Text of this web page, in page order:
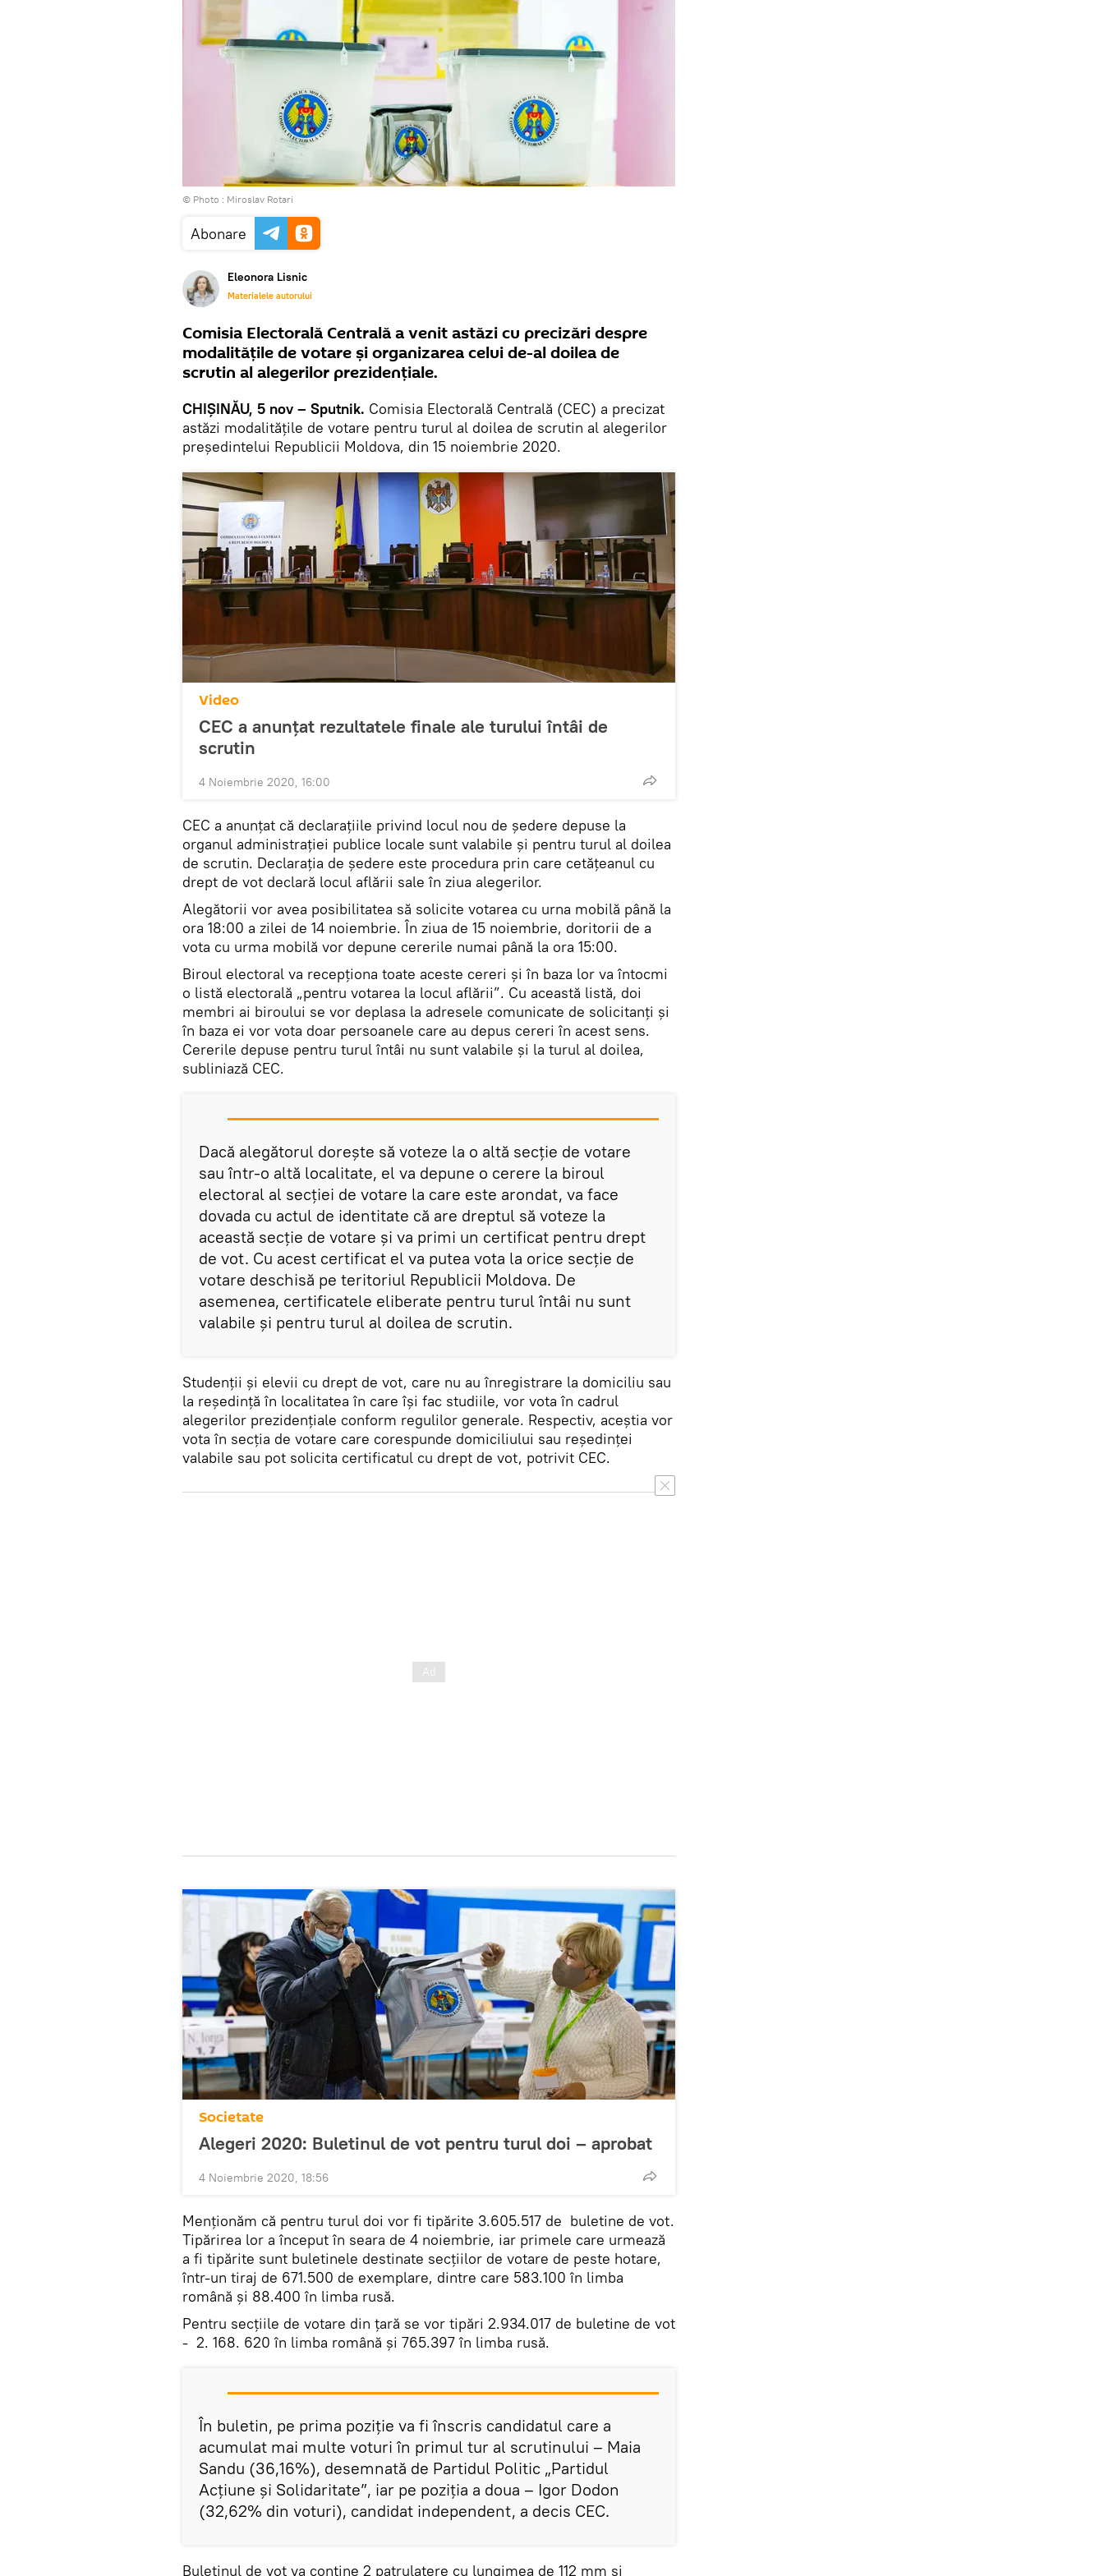
© Photo : Miroslav Rotari
Abonare
Eleonora Lisnic
Materialele autorului
Comisia Electorală Centrală a venit astăzi cu precizări despre
modalitățile de votare și organizarea celui de-al doilea de
scrutin al alegerilor prezidențiale.
CHIȘINĂU, 5 nov – Sputnik. Comisia Electorală Centrală (CEC) a precizat
astăzi modalitățile de votare pentru turul al doilea de scrutin al alegerilor
președintelui Republicii Moldova, din 15 noiembrie 2020.
Video
CEC a anunțat rezultatele finale ale turului întâi de
scrutin
4 Noiembrie 2020, 16:00
CEC a anunțat că declarațiile privind locul nou de ședere depuse la
organul administrației publice locale sunt valabile și pentru turul al doilea
de scrutin. Declarația de ședere este procedura prin care cetățeanul cu
drept de vot declară locul aflării sale în ziua alegerilor.
Alegătorii vor avea posibilitatea să solicite votarea cu urna mobilă până la
ora 18:00 a zilei de 14 noiembrie. În ziua de 15 noiembrie, doritorii de a
vota cu urma mobilă vor depune cererile numai până la ora 15:00.
Biroul electoral va recepționa toate aceste cereri și în baza lor va întocmi
o listă electorală „pentru votarea la locul aflării”. Cu această listă, doi
membri ai biroului se vor deplasa la adresele comunicate de solicitanți și
în baza ei vor vota doar persoanele care au depus cereri în acest sens.
Cererile depuse pentru turul întâi nu sunt valabile și la turul al doilea,
subliniază CEC.
Dacă alegătorul dorește să voteze la o altă secție de votare
sau într-o altă localitate, el va depune o cerere la biroul
electoral al secției de votare la care este arondat, va face
dovada cu actul de identitate că are dreptul să voteze la
această secție de votare și va primi un certificat pentru drept
de vot. Cu acest certificat el va putea vota la orice secție de
votare deschisă pe teritoriul Republicii Moldova. De
asemenea, certificatele eliberate pentru turul întâi nu sunt
valabile și pentru turul al doilea de scrutin.
Studenții și elevii cu drept de vot, care nu au înregistrare la domiciliu sau
la reședință în localitatea în care își fac studiile, vor vota în cadrul
alegerilor prezidențiale conform regulilor generale. Respectiv, aceștia vor
vota în secția de votare care corespunde domiciliului sau reședinței
valabile sau pot solicita certificatul cu drept de vot, potrivit CEC.
Societate
Alegeri 2020: Buletinul de vot pentru turul doi – aprobat
4 Noiembrie 2020, 18:56
Menționăm că pentru turul doi vor fi tipărite 3.605.517 de buletine de vot.
Tipărirea lor a început în seara de 4 noiembrie, iar primele care urmează
a fi tipărite sunt buletinele destinate secțiilor de votare de peste hotare,
într-un tiraj de 671.500 de exemplare, dintre care 583.100 în limba
română și 88.400 în limba rusă.
Pentru secțiile de votare din țară se vor tipări 2.934.017 de buletine de vot
- 2. 168. 620 în limba română și 765.397 în limba rusă.
În buletin, pe prima poziție va fi înscris candidatul care a
acumulat mai multe voturi în primul tur al scrutinului – Maia
Sandu (36,16%), desemnată de Partidul Politic „Partidul
Acțiune și Solidaritate”, iar pe poziția a doua – Igor Dodon
(32,62% din voturi), candidat independent, a decis CEC.
Buletinul de vot va conține 2 patrulatere cu lungimea de 112 mm și